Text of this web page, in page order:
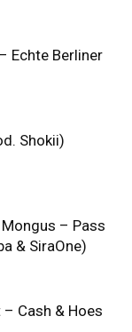
Echte Berliner
Shokii)
– Pass
& SiraOne)
Cash & Hoes